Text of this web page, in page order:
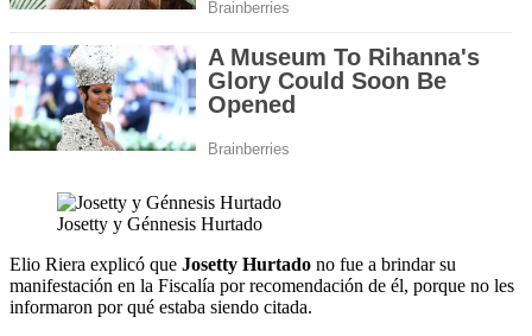
Josetty y Génnesis Hurtado
Elio Riera explicó que Josetty Hurtado no fue a brindar su
manifestación en la Fiscalía por recomendación de él, porque no les
informaron por qué estaba siendo citada.